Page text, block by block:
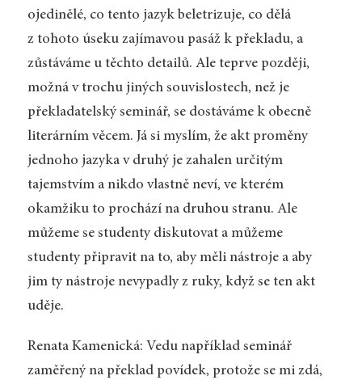
ojedinělé, co tento jazyk beletrizuje, co dělá
z tohoto úseku zajímavou pasáž k překladu, a
zůstáváme u těchto detailů. Ale teprve později,
možná v trochu jiných souvislostech, než je
překladatelský seminář, se dostáváme k obecně
literárním věcem. Já si myslím, že akt proměny
jednoho jazyka v druhý je zahalen určitým
tajemstvím a nikdo vlastně neví, ve kterém
okamžiku to prochází na druhou stranu. Ale
můžeme se studenty diskutovat a můžeme
studenty připravit na to, aby měli nástroje a aby
jim ty nástroje nevypadly z ruky, když se ten akt
uděje.
Renata Kamenická: Vedu například seminář
zaměřený na překlad povídek, protože se mi zdá,